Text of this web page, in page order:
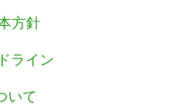
方針
ライン
いて